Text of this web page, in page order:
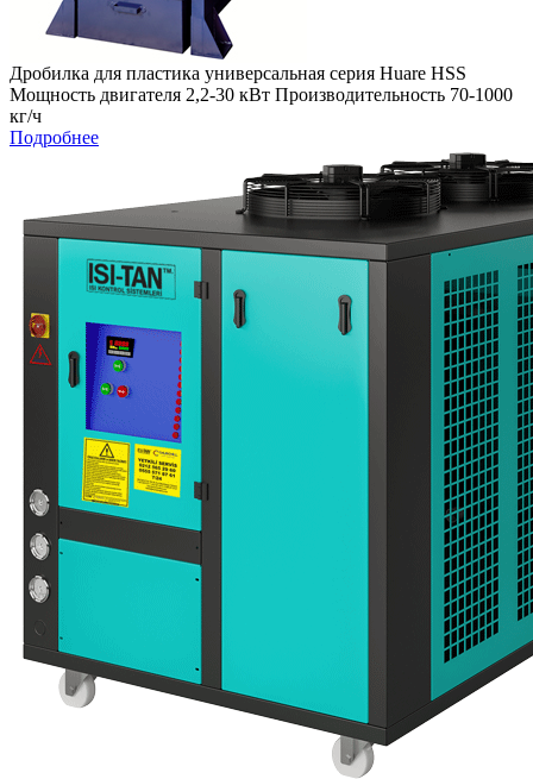
Дробилка для пластика универсальная серия Huare HSS
Мощность двигателя 2,2-30 кВт Производительность 70-1000
кг/ч
Подробнее